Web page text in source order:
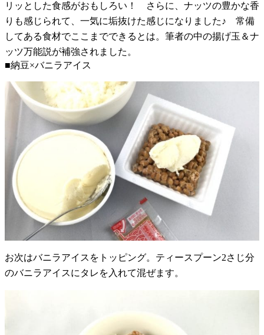
リッとした食感がおもしろい！ さらに、ナッツの豊かな香
りも感じられて、一気に垢抜けた感じになりました♪ 常備
してある食材でここまでできるとは。筆者の中の揚げ玉＆ナ
ッツ万能説が補強されました。
■納豆×バニラアイス
お次はバニラアイスをトッピング。ティースプーン2さじ分
のバニラアイスにタレを入れて混ぜます。